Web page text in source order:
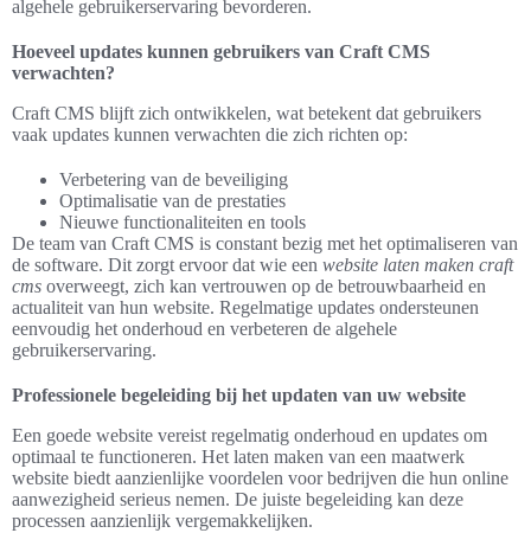
algehele gebruikerservaring bevorderen.
Hoeveel updates kunnen gebruikers van Craft CMS
verwachten?
Craft CMS blijft zich ontwikkelen, wat betekent dat gebruikers
vaak updates kunnen verwachten die zich richten op:
Verbetering van de beveiliging
Optimalisatie van de prestaties
Nieuwe functionaliteiten en tools
De team van Craft CMS is constant bezig met het optimaliseren van
de software. Dit zorgt ervoor dat wie een website laten maken craft
cms overweegt, zich kan vertrouwen op de betrouwbaarheid en
actualiteit van hun website. Regelmatige updates ondersteunen
eenvoudig het onderhoud en verbeteren de algehele
gebruikerservaring.
Professionele begeleiding bij het updaten van uw website
Een goede website vereist regelmatig onderhoud en updates om
optimaal te functioneren. Het laten maken van een maatwerk
website biedt aanzienlijke voordelen voor bedrijven die hun online
aanwezigheid serieus nemen. De juiste begeleiding kan deze
processen aanzienlijk vergemakkelijken.